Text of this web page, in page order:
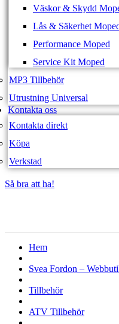
Väskor & Skydd
Lås & Säkerhet
Performance Moped
Service Kit Moped
MP3 Tillbehör
Utrustning Universal
Kontakta oss
Kontakta direkt
Köpa
Verkstad
Så bra att ha!
Hem
Svea Fordon –
Tillbehör
ATV Tillbehör